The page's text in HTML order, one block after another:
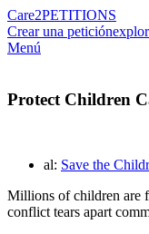
Care2PETITIONS
Crear una petición
Menú
Protect Children
al: Save the
Millions of children are
conflict tears apart